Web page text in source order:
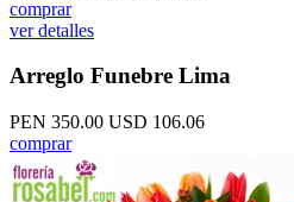
comprar
ver detalles
Arreglo Funebre Lima
PEN 350.00 USD 106.06
comprar